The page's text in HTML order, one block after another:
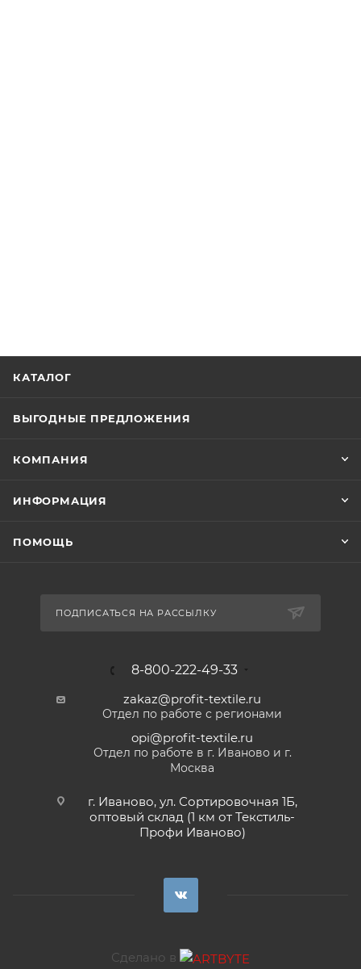
КАТАЛОГ
ВЫГОДНЫЕ ПРЕДЛОЖЕНИЯ
КОМПАНИЯ
ИНФОРМАЦИЯ
ПОМОЩЬ
ПОДПИСАТЬСЯ НА РАССЫЛКУ
8-800-222-49-33
zakaz@profit-textile.ru
Отдел по работе с регионами
opi@profit-textile.ru
Отдел по работе в г. Иваново и г.
Москва
г. Иваново, ул. Сортировочная 1Б,
оптовый склад (1 км от Текстиль-
Профи Иваново)
Сделано в